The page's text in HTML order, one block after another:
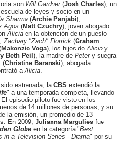
son Will Gardner(Josh Charles), un
de leyes y socio en un
Sharma (Archie Panjabi),
Agos (Matt Czuchry), joven abogado
Alicia en la obtención de un puesto
Zachary "Zach" Florrick (Graham
(Makenzie Vega), los hijos deAlicia y
Beth Peil ), la madre de Peter y suegra
(Christine Baranski), abogada
aAlicia.
estrenada, la CBS extendió la
" a una temporada completa, llevando
episodio piloto fue visto en los
de 14 millones de personas, y su
la emisión, un promedio de 13
En 2009, Julianna Margulies fue
Globe en la categoría "Best
in a Television Series - Drama" por su